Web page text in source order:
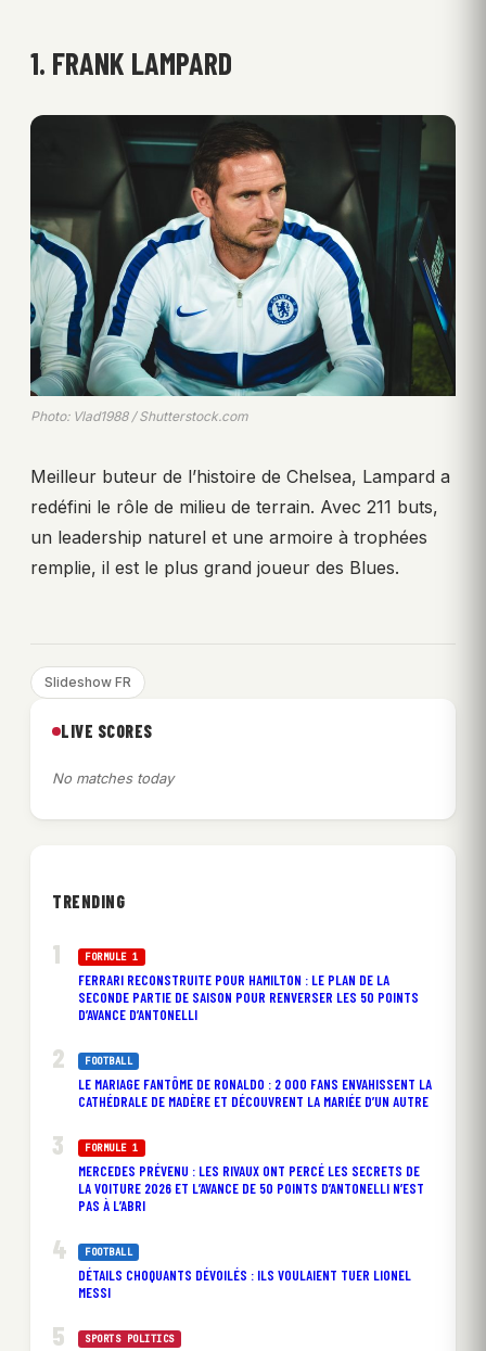
1. FRANK LAMPARD
Photo: Vlad1988 / Shutterstock.com
Meilleur buteur de l’histoire de Chelsea, Lampard a
redéfini le rôle de milieu de terrain. Avec 211 buts,
un leadership naturel et une armoire à trophées
remplie, il est le plus grand joueur des Blues.
Slideshow FR
LIVE SCORES
No matches today
TRENDING
FORMULE 1
FERRARI RECONSTRUITE POUR HAMILTON : LE PLAN DE LA
SECONDE PARTIE DE SAISON POUR RENVERSER LES 50 POINTS
D’AVANCE D’ANTONELLI
FOOTBALL
LE MARIAGE FANTÔME DE RONALDO : 2 000 FANS ENVAHISSENT LA
CATHÉDRALE DE MADÈRE ET DÉCOUVRENT LA MARIÉE D’UN AUTRE
FORMULE 1
MERCEDES PRÉVENU : LES RIVAUX ONT PERCÉ LES SECRETS DE
LA VOITURE 2026 ET L’AVANCE DE 50 POINTS D’ANTONELLI N’EST
PAS À L’ABRI
FOOTBALL
DÉTAILS CHOQUANTS DÉVOILÉS : ILS VOULAIENT TUER LIONEL
MESSI
SPORTS POLITICS